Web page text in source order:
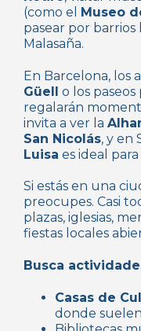
(como el Museo
pasear por barrios
Malasaña.
En Barcelona, los
Güell o los paseos
regalarán
invita a ver la
San Nicolás, y en
Luisa es ideal
Si estás en una
preocupes. Casi
plazas, iglesias,
fiestas locales
Busca
Casas de
donde